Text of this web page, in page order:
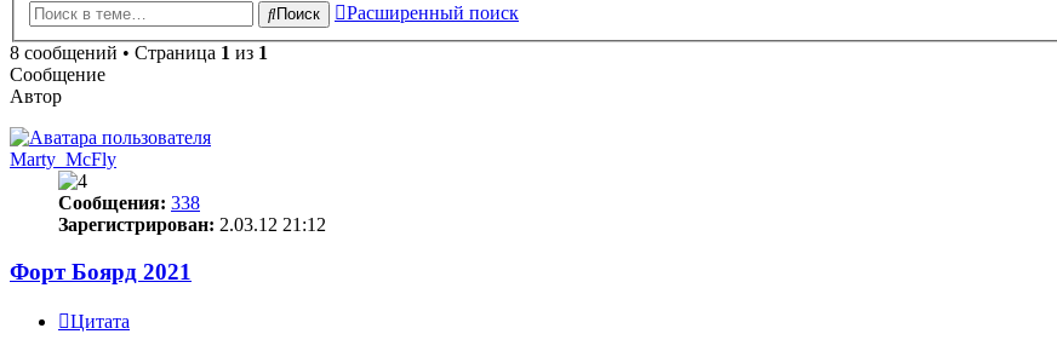
Поиск
Расширенный поиск
8 сообщений • Страница 1 из 1
Сообщение
Автор
Marty_McFly
Сообщения: 338
Зарегистрирован: 2.03.12 21:12
Форт Боярд 2021
Цитата